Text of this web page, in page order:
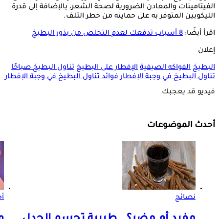
الفيتامينات والمعادن الضرورية لصحة الشعر، بالإضافة إلى قدرة
الليكوبين المتوفر به على حمايته من خطر التلف.
اقرأ أيضًا: 8 أسباب تدفعك لعدم التخلص من بذور البطيخ
إعلان
البطيخ الفواكه الصيفية الإفطار على البطيخ تناول البطيخ صباحًا
تناول البطيخ في وجبة الإفطار فوائد تناول البطيخ في وجبة الإفطار
فيديو قد يعجبك
أحدث الموضوعات
نصائح